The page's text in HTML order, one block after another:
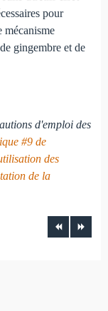
pour
mécanisme
gingembre et de
d'emploi des
#9 de
des
de la